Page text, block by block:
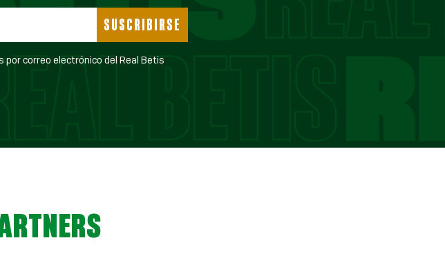
SUSCRIBIRSE
electrónico del Real Betis